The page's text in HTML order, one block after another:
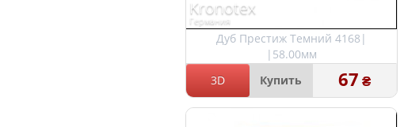
Дуб Престиж Темний 4168|
|58.00мм
Kronotex
Германия
3D Купить 67 ₴